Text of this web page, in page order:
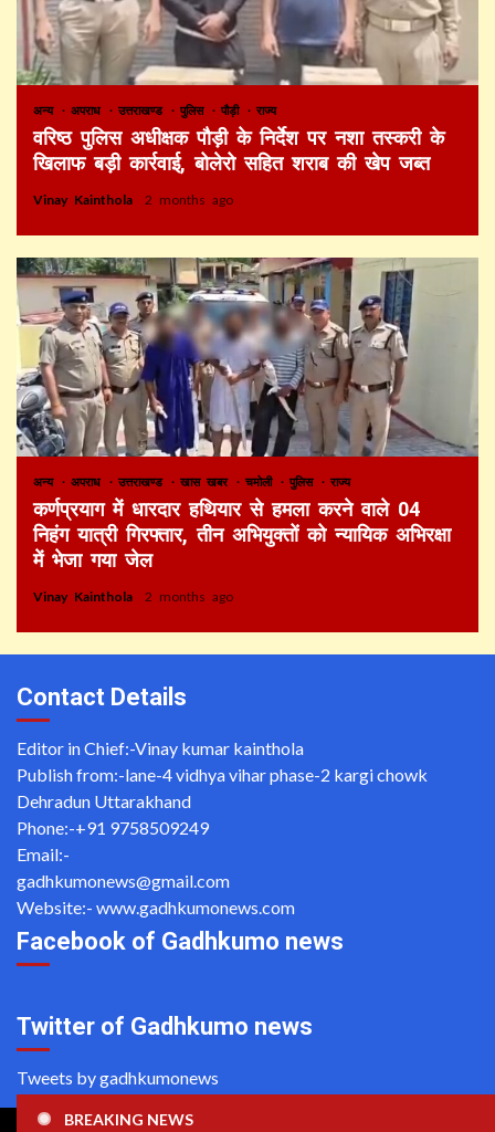
अन्य अपराध उत्तराखण्ड पुलिस पौड़ी राज्य
वरिष्ठ पुलिस अधीक्षक पौड़ी के निर्देश पर नशा तस्करी के
खिलाफ बड़ी कार्रवाई, बोलेरो सहित शराब की खेप जब्त
Vinay Kainthola 2 months ago
अन्य अपराध उत्तराखण्ड खास खबर चमोली पुलिस राज्य
कर्णप्रयाग में धारदार हथियार से हमला करने वाले 04
निहंग यात्री गिरफ्तार, तीन अभियुक्तों को न्यायिक अभिरक्षा
में भेजा गया जेल
Vinay Kainthola 2 months ago
Contact Details
Editor in Chief:-Vinay kumar kainthola
Publish from:-lane-4 vidhya vihar phase-2 kargi chowk
Dehradun Uttarakhand
Phone:-+91 9758509249
Email:-
gadhkumonews@gmail.com
Website:- www.gadhkumonews.com
Facebook of Gadhkumo news
Twitter of Gadhkumo news
Tweets by gadhkumonews
BREAKING NEWS